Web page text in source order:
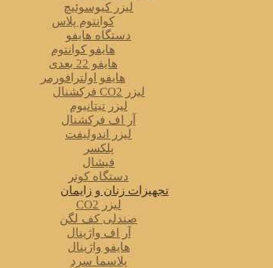
لیزر کیوسوئیچ
کوانتوم پلاس
دستگاه هایفو
هایفو کوانتوم
هایفو 22 بعدی
هایفو اولترافورمر
لیزر CO2 فرکشنال
لیزر تیتانیوم
آر اف فرکشنال
لیزر اندولیفت
پلکسر
فیشال
دستگاه کوتر
تجهیزات زنان و زایمان
لیزر CO2
صندلی کف لگن
آر اف واژینال
هایفو واژینال
پلاسما سرد